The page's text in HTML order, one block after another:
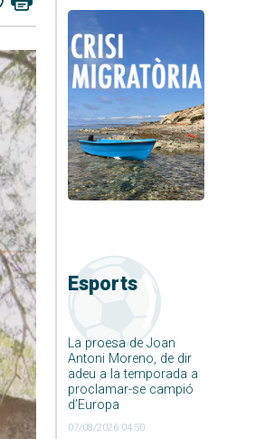
Esports
La proesa de Joan
Antoni Moreno, de dir
adeu a la temporada a
proclamar-se campió
d’Europa
07/08/2026 04:50